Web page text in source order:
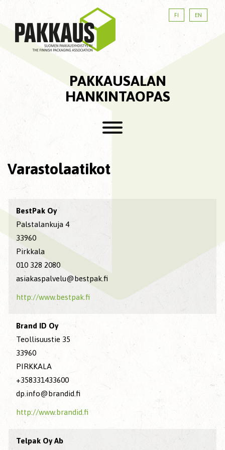
FI EN
PAKKAUSALAN
HANKINTAOPAS
Varastolaatikot
BestPak Oy
Palstalankuja 4
33960
Pirkkala
010 328 2080
asiakaspalvelu@bestpak.fi
http://www.bestpak.fi
Brand ID Oy
Teollisuustie 35
33960
PIRKKALA
+358331433600
dp.info@brandid.fi
http://www.brandid.fi
Telpak Oy Ab